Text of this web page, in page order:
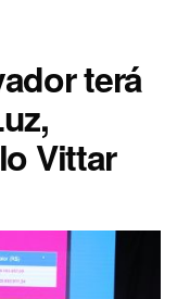
terá
Vittar